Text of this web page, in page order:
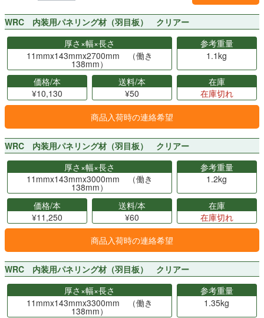
WRC 内装用パネリング材（羽目板） クリアー
厚さ×幅×長さ
11mmx143mmx2700mm （働き
138mm）
参考重量
1.1kg
価格/本
¥10,130
送料/本
¥50
在庫
在庫切れ
商品入荷時の連絡希望
WRC 内装用パネリング材（羽目板） クリアー
厚さ×幅×長さ
11mmx143mmx3000mm （働き
138mm）
参考重量
1.2kg
価格/本
¥11,250
送料/本
¥60
在庫
在庫切れ
商品入荷時の連絡希望
WRC 内装用パネリング材（羽目板） クリアー
厚さ×幅×長さ
11mmx143mmx3300mm （働き
138mm）
参考重量
1.35kg